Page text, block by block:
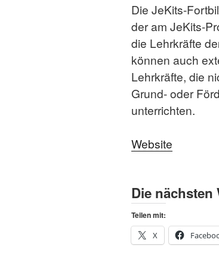
Die JeKits-
der am JeKits-
die Lehrkräfte
können auch
Lehrkräfte, die
Grund- oder
unterrichten.
Website
Die nächsten
Teilen mit:
X